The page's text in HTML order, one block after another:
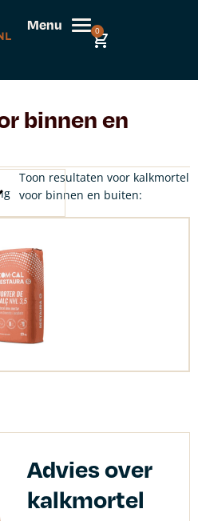
Menu 0
binnen en
Toon resultaten voor kalkmortel
voor binnen en buiten:
Advies over
kalkmortel